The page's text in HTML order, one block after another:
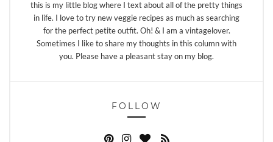
this is my little blog where I text about all of the pretty things
in life. I love to try new veggie recipes as much as searching
for the perfect petite outfit. Oh! & I am a vintagelover.
Sometimes I like to share my thoughts in this column with
you. Please have a pleasant stay on my blog.
FOLLOW